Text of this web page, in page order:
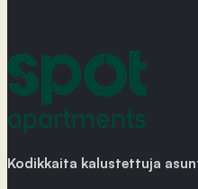
Kodikkaita kalustettuja